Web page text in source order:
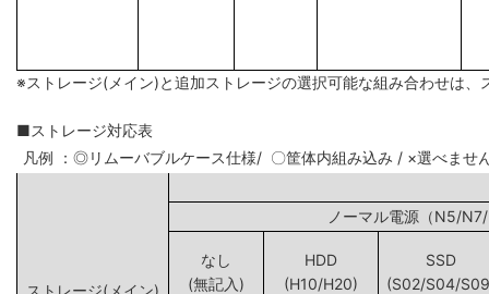
※ストレージ(メイン)と追加ストレージの選択可能な組み合わせは、
■ストレージ対応表
凡例 ：◎リムーバブルケース仕様/ 〇筐体内組み込み / ×選べませ
ストレージ(メイン)
ノーマル電源（
なし
(無記入)
HDD
(H10/H20)
SSD
(S02/S04/